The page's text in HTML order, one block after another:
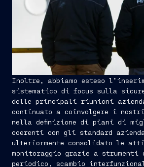
Inoltre, abbiamo esteso
sistematico di focus sulla
delle principali riunioni
continuato a coinvolgere i
nella definizione di piani di
coerenti con gli standard
ulteriormente consolidato le
monitoraggio grazie a strumenti
periodico, scambio